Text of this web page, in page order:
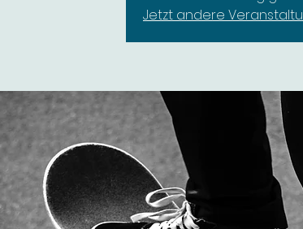
Jetzt andere